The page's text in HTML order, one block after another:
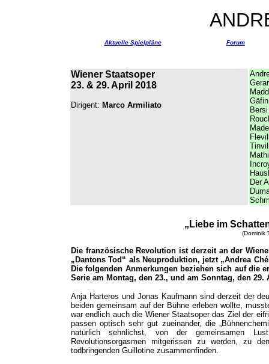
Aktuelle Spielpläne Forum
Wiener Staatsoper
23. & 29. April 2018
Dirigent: Marco Armiliato
Der
„Liebe im
(Dominik
Die französische Revolution ist derzeit an der
„Dantons Tod“ als Neuproduktion, jetzt „Andrea
Die folgenden Anmerkungen beziehen sich auf die
Serie am Montag, den 23., und am Sonntag, den 29.
Anja Harteros und Jonas Kaufmann sind derzeit der
beiden gemeinsam auf der Bühne erleben wollte,
war endlich auch die Wiener Staatsoper das Ziel der
passen optisch sehr gut zueinander, die
natürlich sehnlichst, von der gemeinsamen
Revolutionsorgasmen mitgerissen zu werden, zu
todbringenden Guillotine zusammenfinden.